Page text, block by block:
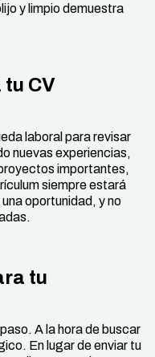
y limpio demuestra
CV
laboral para revisar
nuevas experiencias,
importantes,
siempre estará
oportunidad, y no
tu
A la hora de buscar
En lugar de enviar tu